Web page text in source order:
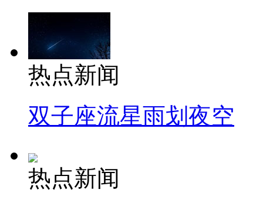
热点新闻
双子座流星雨划夜空
热点新闻